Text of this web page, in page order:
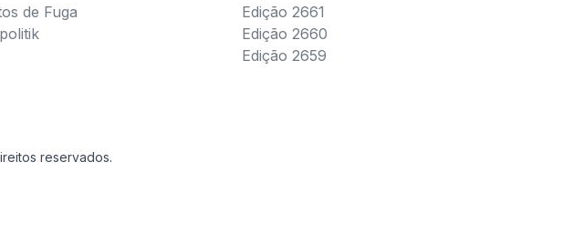
de Fuga
Edição 2661
Edição 2660
Edição 2659
reservados.